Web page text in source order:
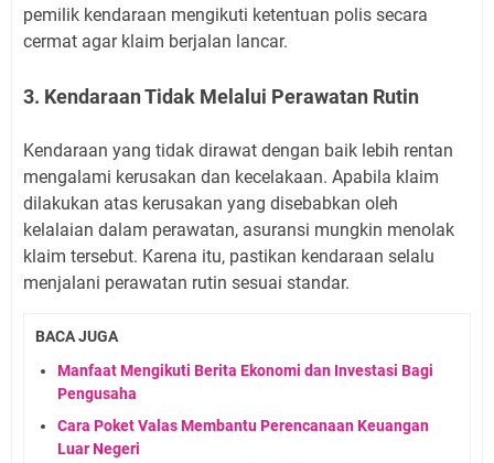
pemilik kendaraan mengikuti ketentuan polis secara
cermat agar klaim berjalan lancar.
3. Kendaraan Tidak Melalui Perawatan Rutin
Kendaraan yang tidak dirawat dengan baik lebih rentan
mengalami kerusakan dan kecelakaan. Apabila klaim
dilakukan atas kerusakan yang disebabkan oleh
kelalaian dalam perawatan, asuransi mungkin menolak
klaim tersebut. Karena itu, pastikan kendaraan selalu
menjalani perawatan rutin sesuai standar.
BACA JUGA
Manfaat Mengikuti Berita Ekonomi dan Investasi Bagi
Pengusaha
Cara Poket Valas Membantu Perencanaan Keuangan
Luar Negeri